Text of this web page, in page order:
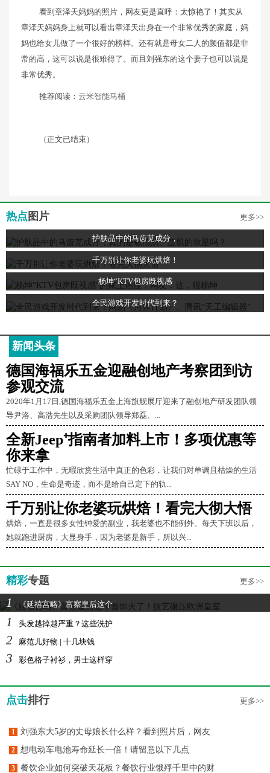
看到章泽天妈妈的照片，网友更是直呼：太惊艳了！其实从
章泽天妈妈身上就可以看出章泽天出身在一个非常优秀的家庭，妈
妈也给女儿做了一个很好的榜样。还有就是母女二人的颜值都是非
常的高，这可以说是很难得了。而且刘强东的这个妻子也可以说是
非常优秀。
推荐阅读： 云米智能马桶
（正文已结束）
热点 图片 更多>>
护肤品中的马齿苋成分，
千万别让你老婆玩烘焙！
杨坤“KTV包房既视感
全民游戏开发时代到来？
新闻头条
德国海福乐五金迎融创地产考察团到访
参观交流
2020年1月17日,德国海福乐五金上海旗舰展厅迎来了融创地产研发团队领
导尹洛、高浩先生以及采购团队领导郑磊、...
全新Jeep⁺指南者加料上市！多项优惠等
你来拿
忙碌于工作中，无暇欣赏生活中真正的色彩，让我们对单调且枯燥的生活
SAY NO，生命是奇迹，而不是给自己定下的轨...
千万别让你老婆玩烘焙！看完大彻大悟
烘焙，一直是很多女性钟爱的副业，我老婆也不能例外。每天下班以后，
她就跑进厨房，大显身手，因为老婆是新手，所以兴...
精彩专题 更多>>
1 《延禧宫略》富察皇后这个
1 头发越掉越严重？这些洗护
2 麻范儿好物 | 十几块钱
3 彩色格子衬衫，男士这样穿
点击排行 更多>>
1 刘强东大5岁的丈母娘长什么样？看到照片后，网友
2 想电动车电池寿命延长一倍！请留意以下几点
3 餐饮企业如何突破天花板？餐饮行业饿殍千里中的财